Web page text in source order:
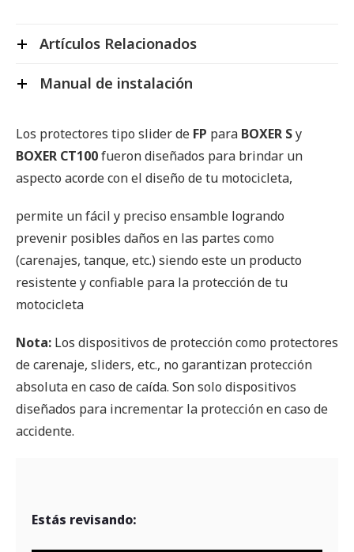
Artículos Relacionados
Manual de instalación
Los protectores tipo slider de FP para BOXER Sy
BOXER CT100fueron diseñados para brindar un
aspecto acorde con el diseño de tu motocicleta,
permite un fácil y preciso ensamble logrando
prevenir posibles daños en las partes como
(carenajes, tanque, etc.) siendo este un producto
resistente y confiable para la protección de tu
motocicleta
Nota: Los dispositivos de protección como protectores
de carenaje, sliders, etc., no garantizan protección
absoluta en caso de caída. Son solo dispositivos
diseñados para incrementar la protección en caso de
accidente.
Estás revisando: